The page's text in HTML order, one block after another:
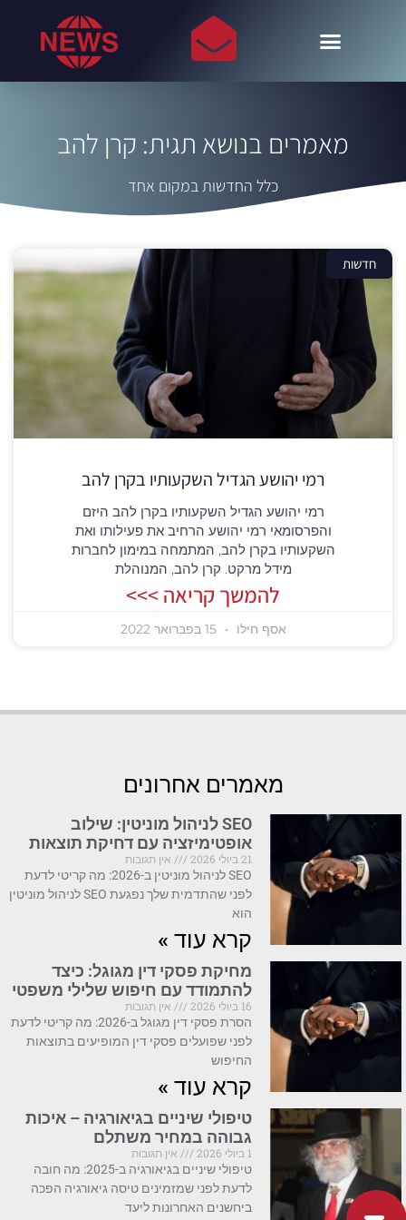
מאמרים בנושא תגית: קרן להב
כלל החדשות במקום אחד
חדשות
רמי יהושע הגדיל השקעותיו בקרן להב
רמי יהושע הגדיל השקעותיו בקרן להב היזם
והפרסומאי רמי יהושע הרחיב את פעילותו ואת
השקעותיו בקרן להב, המתמחה במימון לחברות
מידל מרקט. קרן להב, המנוהלת
להמשך קריאה >>>
אסף חילו 15 בפברואר 2022
מאמרים אחרונים
SEO לניהול מוניטין: שילוב
אופטימיזציה עם דחיקת תוצאות
21 ביולי 2026
אין תגובות
SEO לניהול מוניטין ב-2026: מה קריטי לדעת
לפני שהתדמית שלך נפגעת SEO לניהול מוניטין
הוא
קרא עוד »
מחיקת פסקי דין מגוגל: כיצד
להתמודד עם חיפוש שלילי משפטי
16 ביולי 2026
אין תגובות
הסרת פסקי דין מגוגל ב-2026: מה קריטי לדעת
לפני שפועלים פסקי דין המופיעים בתוצאות
החיפוש
קרא עוד »
טיפולי שיניים בגיאורגיה – איכות
גבוהה במחיר משתלם
1 ביולי 2026
אין תגובות
טיפולי שיניים בגיאורגיה ב-2025: מה חובה
לדעת לפני שמזמינים טיסה גיאורגיה הפכה
ביחשנים האחרונות ליעד